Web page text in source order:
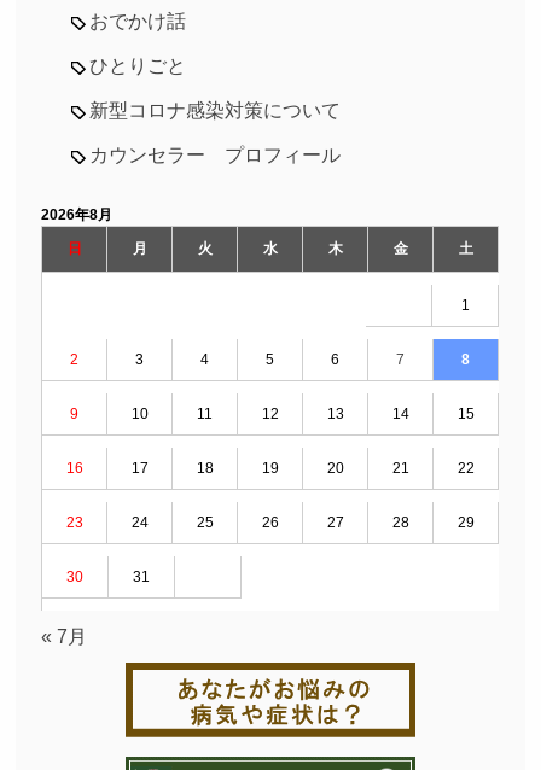
おでかけ話
ひとりごと
新型コロナ感染対策について
カウンセラー プロフィール
2026年8月
日
月 火 水 木 金 土
1
2 3 4 5 6 7 8
9 10 11 12 13 14 15
16 17 18 19 20 21 22
23 24 25 26 27 28 29
30 31
« 7月